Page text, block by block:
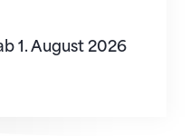
1. August 2026